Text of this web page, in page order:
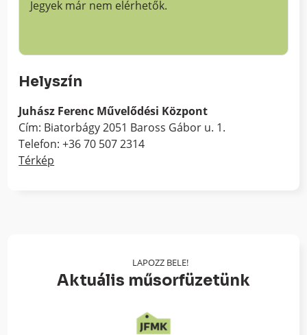
Jegyek már nem elérhetők.
Helyszín
Juhász Ferenc Művelődési Központ
Cím: Biatorbágy 2051 Baross Gábor u. 1.
Telefon: +36 70 507 2314
Térkép
LAPOZZ BELE!
Aktuális műsorfüzetünk